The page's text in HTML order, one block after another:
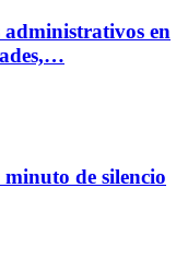
administrativos en
de silencio